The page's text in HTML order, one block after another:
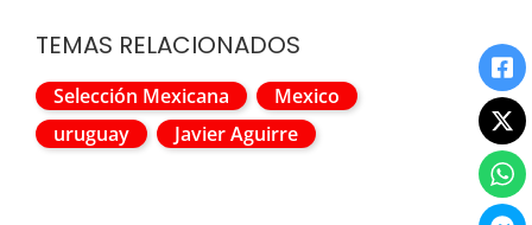
TEMAS RELACIONADOS
Selección Mexicana
Mexico
uruguay
Javier Aguirre